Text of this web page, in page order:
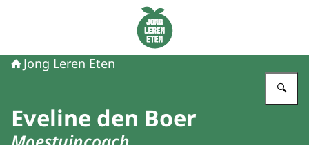
Naar de homepage van Jong Leren Eten
Jong Leren Eten
Eveline den Boer